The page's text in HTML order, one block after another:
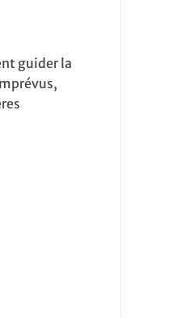
guider la